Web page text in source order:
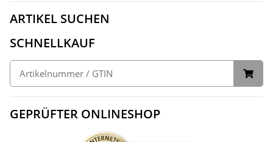
ARTIKEL SUCHEN
SCHNELLKAUF
GEPRÜFTER ONLINESHOP